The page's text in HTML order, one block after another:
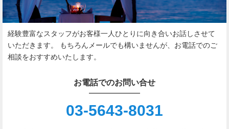
経験豊富なスタッフがお客様一人ひとりに向き合いお話しさせて
いただきます。
もちろんメールでも構いませんが、お電話でのご
相談をおすすめいたします。
お電話でのお問い合せ
03-5643-8031